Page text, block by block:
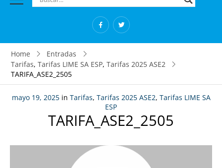
Home
Entradas
Tarifas, Tarifas LIME SA ESP, Tarifas 2025 ASE2
TARIFA_ASE2_2505
mayo 19, 2025in Tarifas, Tarifas 2025 ASE2, Tarifas LIME SA
ESP
TARIFA_ASE2_2505